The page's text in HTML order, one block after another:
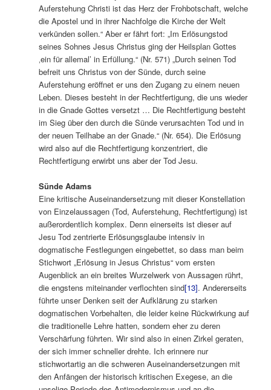
Auferstehung Christi ist das Herz der Frohbotschaft, welche
die Apostel und in ihrer Nachfolge die Kirche der Welt
verkünden sollen.“ Aber er fährt fort: „Im Erlösungstod
seines Sohnes Jesus Christus ging der Heilsplan Gottes
‚ein für allemal’ in Erfüllung.“ (Nr. 571) „Durch seinen Tod
befreit uns Christus von der Sünde, durch seine
Auferstehung eröffnet er uns den Zugang zu einem neuen
Leben. Dieses besteht in der Rechtfertigung, die uns wieder
in die Gnade Gottes versetzt … Die Rechtfertigung besteht
im Sieg über den durch die Sünde verursachten Tod und in
der neuen Teilhabe an der Gnade.“ (Nr. 654). Die Erlösung
wird also auf die Rechtfertigung konzentriert, die
Rechtfertigung erwirbt uns aber der Tod Jesu.
Sünde Adams
Eine kritische Auseinandersetzung mit dieser Konstellation
von Einzelaussagen (Tod, Auferstehung, Rechtfertigung) ist
außerordentlich komplex. Denn einerseits ist dieser auf
Jesu Tod zentrierte Erlösungsglaube intensiv in
dogmatische Festlegungen eingebettet, so dass man beim
Stichwort „Erlösung in Jesus Christus“ vom ersten
Augenblick an ein breites Wurzelwerk von Aussagen rührt,
die engstens miteinander verflochten sind[13]. Andererseits
führte unser Denken seit der Aufklärung zu starken
dogmatischen Vorbehalten, die leider keine Rückwirkung auf
die traditionelle Lehre hatten, sondern eher zu deren
Verschärfung führten. Wir sind also in einen Zirkel geraten,
der sich immer schneller drehte. Ich erinnere nur
stichwortartig an die schweren Auseinandersetzungen mit
den Anfängen der historisch kritischen Exegese, an die